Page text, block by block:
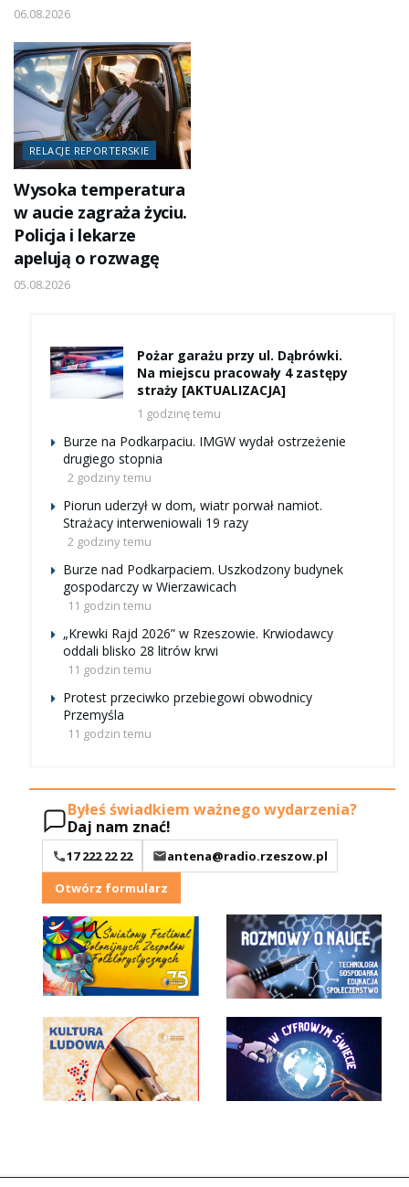
06.08.2026
RELACJE REPORTERSKIE
Wysoka temperatura
w aucie zagraża życiu.
Policja i lekarze
apelują o rozwagę
05.08.2026
Pożar garażu przy ul. Dąbrówki.
Na miejscu pracowały 4 zastępy
straży [AKTUALIZACJA]
1 godzinę temu
Burze na Podkarpaciu. IMGW wydał ostrzeżenie
drugiego stopnia
2 godziny temu
Piorun uderzył w dom, wiatr porwał namiot.
Strażacy interweniowali 19 razy
2 godziny temu
Burze nad Podkarpaciem. Uszkodzony budynek
gospodarczy w Wierzawicach
11 godzin temu
„Krewki Rajd 2026” w Rzeszowie. Krwiodawcy
oddali blisko 28 litrów krwi
11 godzin temu
Protest przeciwko przebiegowi obwodnicy
Przemyśla
11 godzin temu
Byłeś świadkiem ważnego wydarzenia?
Daj nam znać!
17 222 22 22
antena@radio.rzeszow.pl
Otwórz formularz